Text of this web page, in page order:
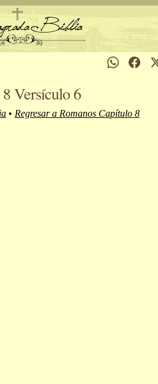
Versículo 6
• Regresar a Romanos Capítulo 8